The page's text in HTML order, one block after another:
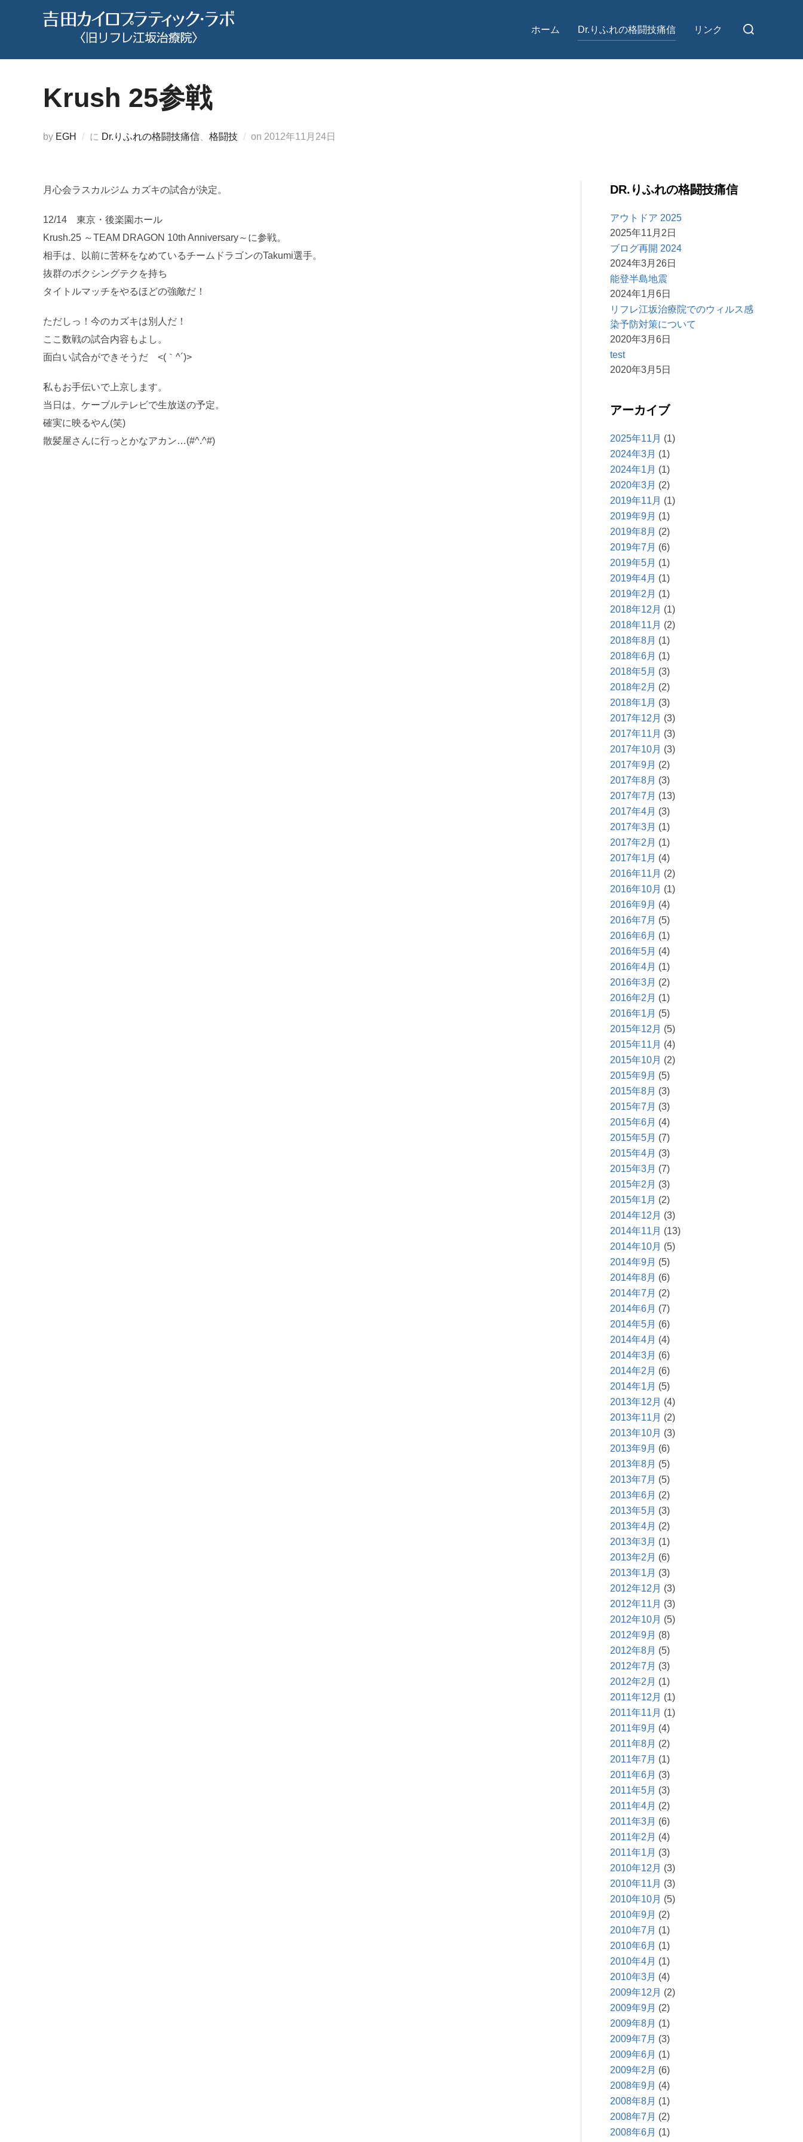
ン
ホーム Dr.りふれの格闘技痛信 リンク
検
Krush 25参戦
by EGH に Dr.りふれの格闘技痛信 格闘技 on 投
2012年11月24日
月心会ラスカルジム カズキの試合が決定。
12/14 東京・後楽園ホール
Krush.25 ～TEAM DRAGON 10th Anniversary～に参戦。
相手は、以前に苦杯をなめているチームドラゴンのTakumi選手。
抜群のボクシングテクを持ち
タイトルマッチをやるほどの強敵だ！
ただしっ！今のカズキは別人だ！
ここ数戦の試合内容もよし。
面白い試合ができそうだ <(｀^´)>
私もお手伝いで上京します。
当日は、ケーブルテレビで生放送の予定。
確実に映るやん(笑)
散髪屋さんに行っとかなアカン…(#^.^#)
DR.りふれの格闘技痛信
アウトドア 2025
2025年11月2日
ブログ再開 2024
2024年3月26日
能登半島地震
2024年1月6日
リフレ江坂治療院でのウィルス感
染予防対策について
2020年3月6日
test
2020年3月5日
アーカイブ
2025年11月 (1)
2024年3月 (1)
2024年1月 (1)
2020年3月 (2)
2019年11月 (1)
2019年9月 (1)
2019年8月 (2)
2019年7月 (6)
2019年5月 (1)
2019年4月 (1)
2019年2月 (1)
2018年12月 (1)
2018年11月 (2)
2018年8月 (1)
2018年6月 (1)
2018年5月 (3)
2018年2月 (2)
2018年1月 (3)
2017年12月 (3)
2017年11月 (3)
2017年10月 (3)
2017年9月 (2)
2017年8月 (3)
2017年7月 (13)
2017年4月 (3)
2017年3月 (1)
2017年2月 (1)
2017年1月 (4)
2016年11月 (2)
2016年10月 (1)
2016年9月 (4)
2016年7月 (5)
2016年6月 (1)
2016年5月 (4)
2016年4月 (1)
2016年3月 (2)
2016年2月 (1)
2016年1月 (5)
2015年12月 (5)
2015年11月 (4)
2015年10月 (2)
2015年9月 (5)
2015年8月 (3)
2015年7月 (3)
2015年6月 (4)
2015年5月 (7)
2015年4月 (3)
2015年3月 (7)
2015年2月 (3)
2015年1月 (2)
2014年12月 (3)
2014年11月 (13)
2014年10月 (5)
2014年9月 (5)
2014年8月 (6)
2014年7月 (2)
2014年6月 (7)
2014年5月 (6)
2014年4月 (4)
2014年3月 (6)
2014年2月 (6)
2014年1月 (5)
2013年12月 (4)
2013年11月 (2)
2013年10月 (3)
2013年9月 (6)
2013年8月 (5)
2013年7月 (5)
2013年6月 (2)
2013年5月 (3)
2013年4月 (2)
2013年3月 (1)
2013年2月 (6)
2013年1月 (3)
2012年12月 (3)
2012年11月 (3)
2012年10月 (5)
2012年9月 (8)
2012年8月 (5)
2012年7月 (3)
2012年2月 (1)
2011年12月 (1)
2011年11月 (1)
2011年9月 (4)
2011年8月 (2)
2011年7月 (1)
2011年6月 (3)
2011年5月 (3)
2011年4月 (2)
2011年3月 (6)
2011年2月 (4)
2011年1月 (3)
2010年12月 (3)
2010年11月 (3)
2010年10月 (5)
2010年9月 (2)
2010年7月 (1)
2010年6月 (1)
2010年4月 (1)
2010年3月 (4)
2009年12月 (2)
2009年9月 (2)
2009年8月 (1)
2009年7月 (3)
2009年6月 (1)
2009年2月 (6)
2008年9月 (4)
2008年8月 (1)
2008年7月 (2)
2008年6月 (1)